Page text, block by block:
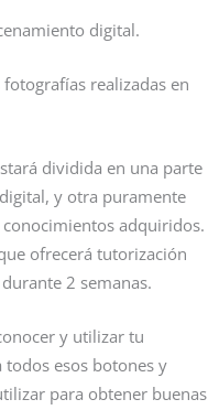
digital.
realizadas en
dividida en una parte
y otra puramente
adquiridos.
ofrecerá tutorización
2 semanas.
y utilizar tu
esos botones y
para obtener buenas